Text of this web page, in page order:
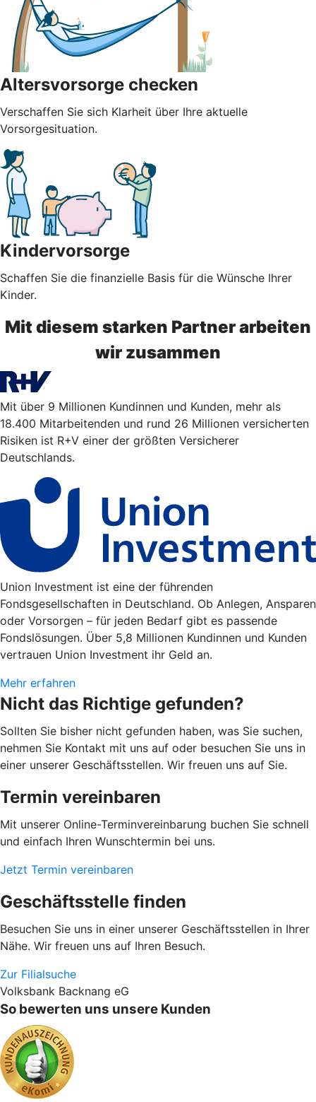
Altersvorsorge checken
Verschaffen Sie sich Klarheit über Ihre aktuelle
Vorsorgesituation.
Kindervorsorge
Schaffen Sie die finanzielle Basis für die Wünsche Ihrer
Kinder.
Mit diesem starken Partner arbeiten
wir zusammen
Mit über 9 Millionen Kundinnen und Kunden, mehr als
18.400 Mitarbeitenden und rund 26 Millionen versicherten
Risiken ist R+V einer der größten Versicherer
Deutschlands.
Union Investment ist eine der führenden
Fondsgesellschaften in Deutschland. Ob Anlegen, Ansparen
oder Vorsorgen – für jeden Bedarf gibt es passende
Fondslösungen. Über 5,8 Millionen Kundinnen und Kunden
vertrauen Union Investment ihr Geld an.
Mehr erfahren
Nicht das Richtige gefunden?
Sollten Sie bisher nicht gefunden haben, was Sie suchen,
nehmen Sie Kontakt mit uns auf oder besuchen Sie uns in
einer unserer Geschäftsstellen. Wir freuen uns auf Sie.
Termin vereinbaren
Mit unserer Online-Terminvereinbarung buchen Sie schnell
und einfach Ihren Wunschtermin bei uns.
Jetzt Termin vereinbaren
Geschäftsstelle finden
Besuchen Sie uns in einer unserer Geschäftsstellen in Ihrer
Nähe. Wir freuen uns auf Ihren Besuch.
Zur Filialsuche
Volksbank Backnang eG
So bewerten uns unsere Kunden